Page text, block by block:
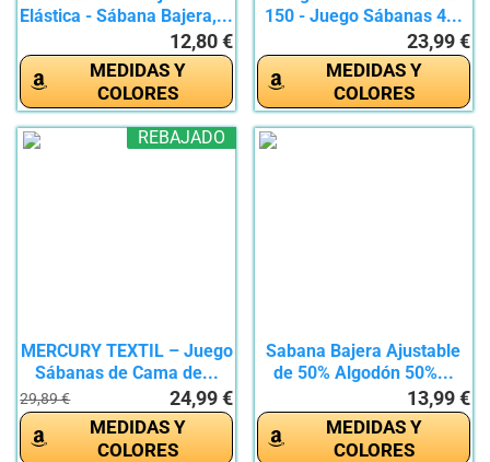
Elástica - Sábana Bajera,...
12,80 €
MEDIDAS Y
COLORES
150 - Juego Sábanas 4...
23,99 €
MEDIDAS Y
COLORES
REBAJADO
MERCURY TEXTIL – Juego
Sábanas de Cama de...
29,89 € 24,99 €
MEDIDAS Y
COLORES
Sabana Bajera Ajustable
de 50% Algodón 50%...
13,99 €
MEDIDAS Y
COLORES